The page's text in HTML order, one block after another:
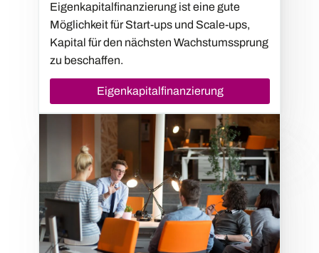
Eigenkapitalfinanzierung ist eine gute
Möglichkeit für Start-ups und Scale-ups,
Kapital für den nächsten Wachstumssprung
zu beschaffen.
Eigenkapitalfinanzierung